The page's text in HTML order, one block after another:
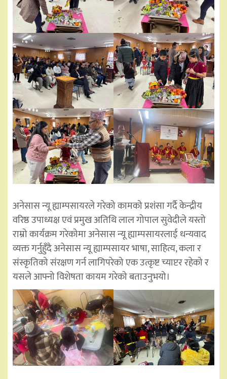
अनेसास न्यू ह्याम्पसायरले गरेको कामको प्रशंसा गर्दै केन्द्रीय
वरिष्ठ उपाध्यक्ष एवं प्रमुख अतिथि लाल गोपाल सुवेदीले यस्तो
राम्रो कार्यक्रम गरेकोमा अनेसास न्यू ह्याम्पसायरलाई धन्यवाद
व्यक्त गर्नुहुँदै अनेसास न्यू ह्याम्पसायर भाषा, साहित्य, कला र
संस्कृतिको संरक्षण गर्न लागिपरेको एक उत्कृष्ट च्याप्टर रहेको र
यसले आफ्नो विशेषता कायम गरेको बताउनुभयो।